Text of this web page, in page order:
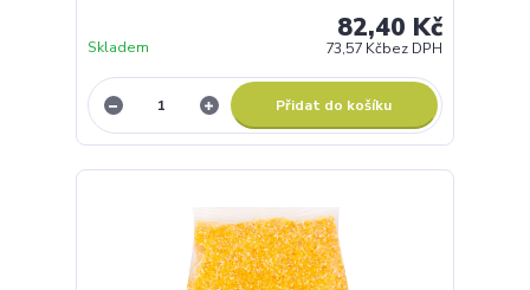
82,40 Kč
73,57 Kčbez DPH
Skladem
Přidat do košíku